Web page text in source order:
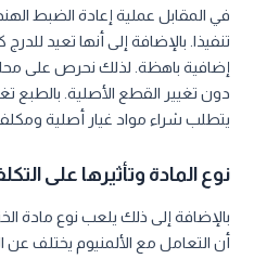
في المقابل عملية إعادة الضبط
تنفيذا. بالإضافة إلى أنها تعيد
إضافية باهظة. لذلك نحرص على
دون تغيير القطع الأصلية. بالطبع
يتطلب شراء مواد غيار أصلية
نوع المادة وتأثيرها على
بالإضافة إلى ذلك يلعب نوع مادة
أن التعامل مع الألمنيوم يختلف